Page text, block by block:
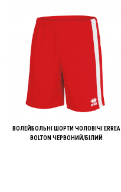
ВОЛЕЙБОЛЬНІ ШОРТИ ЧОЛОВІЧІ ERREA
BOLTON ЧЕРВОНИЙ/БІЛИЙ
Запам'ятати
мене